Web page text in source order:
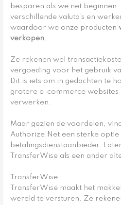
besparen als we net
verschillende valuta’s en
waardoor we onze producten
verkopen.
Ze rekenen wel
vergoeding voor het gebruik
Dit is iets om in gedachten te
grotere e-commerce websites
verwerken.
Maar gezien de voordelen,
Authorize.Net een sterke optie
betalingsdienstaanbieder.
TransferWise als een ander
TransferWise
TransferWise maakt het
wereld te versturen. Ze